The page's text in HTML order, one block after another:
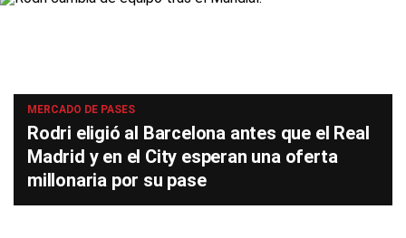
MERCADO DE PASES
Rodri eligió al Barcelona antes que el Real
Madrid y en el City esperan una oferta
millonaria por su pase